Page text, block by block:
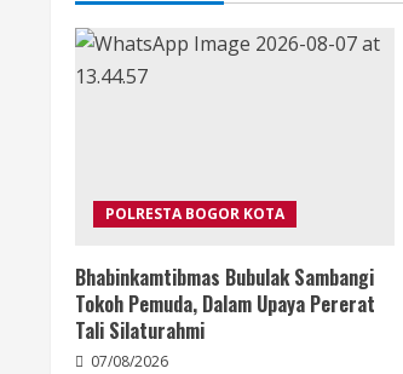
POLRESTA BOGOR KOTA
Bhabinkamtibmas Bubulak Sambangi
Tokoh Pemuda, Dalam Upaya Pererat
Tali Silaturahmi
07/08/2026